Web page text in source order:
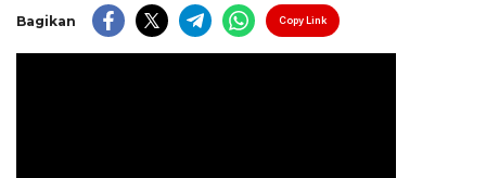
Bagikan Copy Link